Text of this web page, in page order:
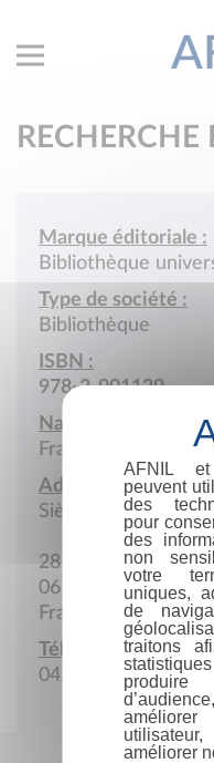
RECHERCHE
Marque éditoriale :
Bibliothèque
Type de société :
Bibliothèque
ISBN :
978-2-901129
Nationalité :
France
Adresse :
Siège social
28 Avenue Valrose
06100 Nice
France
Téléphone :
04.92.07.60.00
AFNIL
peuvent
des
pour
des
non
votre
uniques,
de
traitons
améliorer